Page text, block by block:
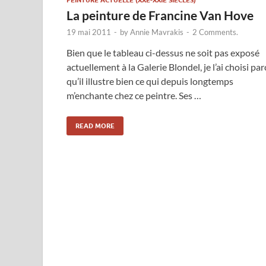
La peinture de Francine Van Hove
19 mai 2011 - byAnnie Mavrakis - 2 Comments.
Bien que le tableau ci-dessus ne soit pas exposé
actuellement à la Galerie Blondel, je l’ai choisi
qu’il illustre bien ce qui depuis longtemps
m’enchante chez ce peintre. Ses …
READ MORE